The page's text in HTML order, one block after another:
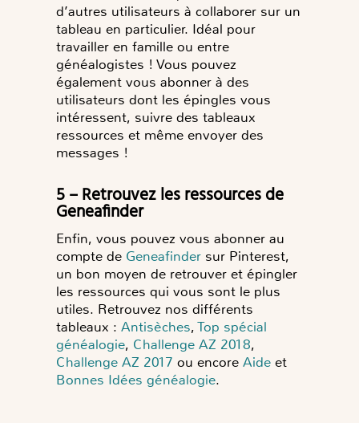
d’autres utilisateurs à collaborer sur un
tableau en particulier. Idéal pour
travailler en famille ou entre
généalogistes ! Vous pouvez
également vous abonner à des
utilisateurs dont les épingles vous
intéressent, suivre des tableaux
ressources et même envoyer des
messages !
5 – Retrouvez les ressources de
Geneafinder
Enfin, vous pouvez vous abonner au
compte de Geneafinder sur Pinterest,
un bon moyen de retrouver et épingler
les ressources qui vous sont le plus
utiles. Retrouvez nos différents
tableaux : Antisèches,Top spécial
généalogie, Challenge AZ 2018,
Challenge AZ 2017 ou encore Aide et
Bonnes Idées généalogie.